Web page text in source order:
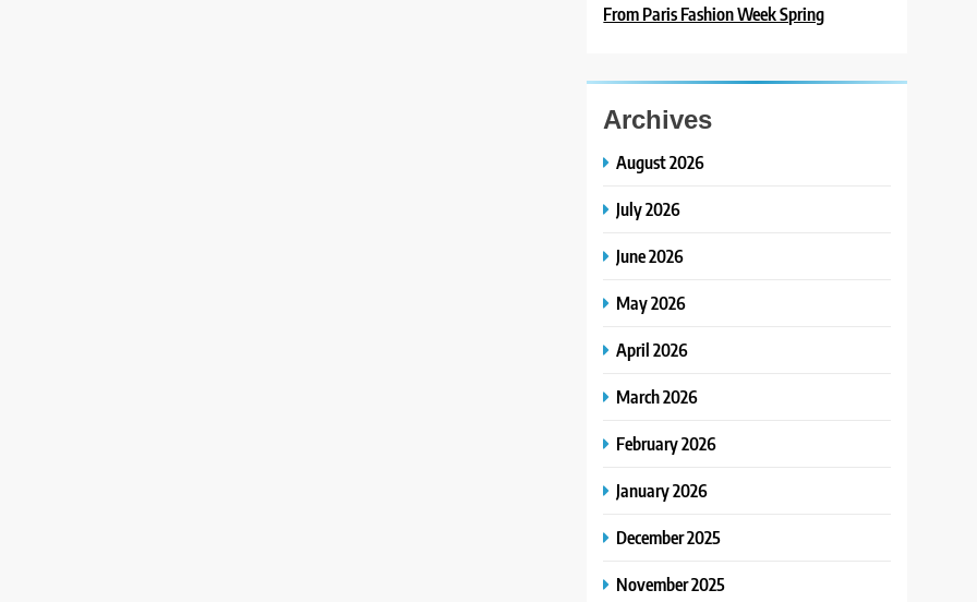
From Paris Fashion Week Spring
Archives
August 2026
July 2026
June 2026
May 2026
April 2026
March 2026
February 2026
January 2026
December 2025
November 2025